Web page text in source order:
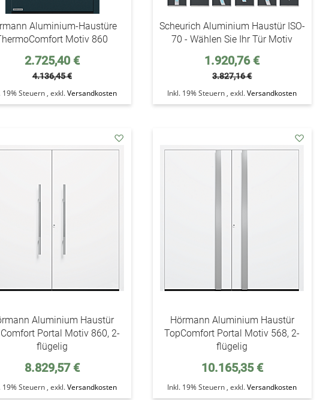
Aluminium-Haustüre
Motiv 860
Sonderpreis
2.725,40 €
4.136,45 €
19% Steuern , exkl.Versandkosten
Scheurich Aluminium Haustür ISO-
70 - Wählen Sie Ihr Tür Motiv
Sonderpreis
1.920,76 €
3.827,16 €
Inkl. 19% Steuern ,exkl.Versandkosten
addAuf
Aluminium Haustür
Portal Motiv 860, 2-
flügelig
8.829,57 €
19% Steuern , exkl.Versandkosten
addAuf
Hörmann Aluminium Haustür
TopComfort Portal Motiv 568, 2-
flügelig
10.165,35 €
Inkl. 19% Steuern ,exkl.Versandkosten